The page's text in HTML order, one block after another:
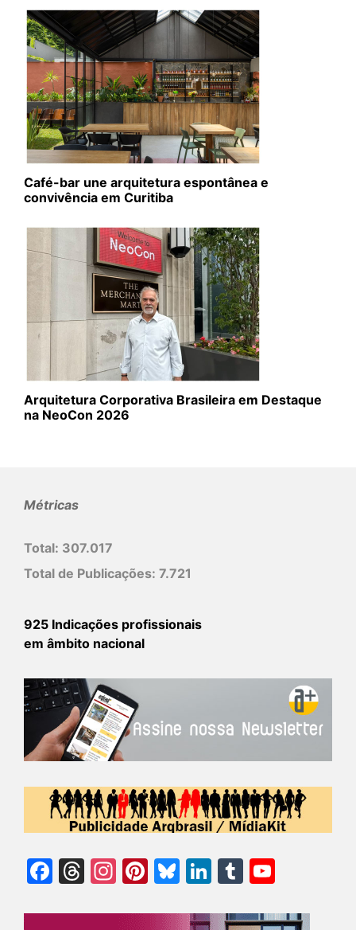
Café-bar une arquitetura espontânea e
convivência em Curitiba
Arquitetura Corporativa Brasileira em Destaque
na NeoCon 2026
Métricas
Total: 307.017
Total de Publicações: 7.721
925 Indicações profissionais
em âmbito nacional
Facebook
Threads
Instagram
Pinterest
Bluesky
LinkedIn
Tumblr